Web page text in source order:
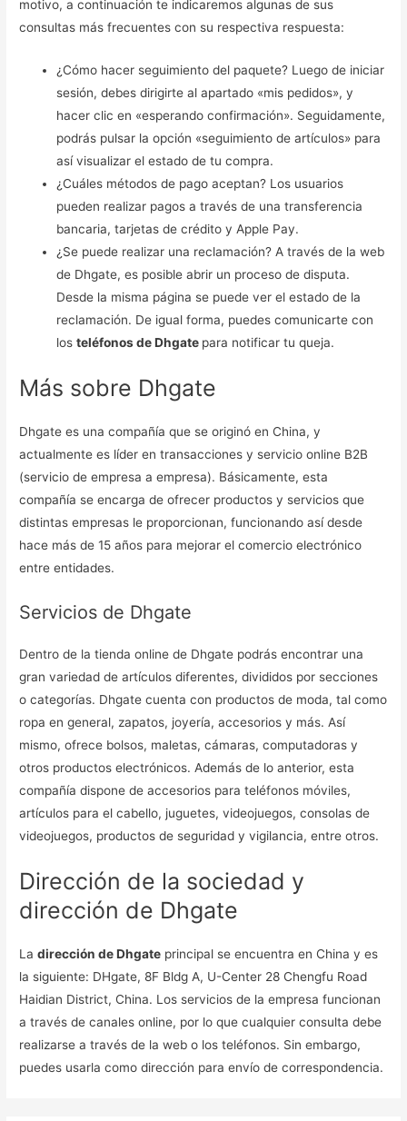
motivo, a continuación te indicaremos algunas de sus
consultas más frecuentes con su respectiva respuesta:
¿Cómo hacer seguimiento del paquete? Luego de iniciar
sesión, debes dirigirte al apartado «mis pedidos», y
hacer clic en «esperando confirmación». Seguidamente,
podrás pulsar la opción «seguimiento de artículos» para
así visualizar el estado de tu compra.
¿Cuáles métodos de pago aceptan? Los usuarios
pueden realizar pagos a través de una transferencia
bancaria, tarjetas de crédito y Apple Pay.
¿Se puede realizar una reclamación? A través de la web
de Dhgate, es posible abrir un proceso de disputa.
Desde la misma página se puede ver el estado de la
reclamación. De igual forma, puedes comunicarte con
losteléfonos de Dhgate para notificar tu queja.
Más sobre Dhgate
Dhgate es una compañía que se originó en China, y
actualmente es líder en transacciones y servicio online B2B
(servicio de empresa a empresa). Básicamente, esta
compañía se encarga de ofrecer productos y servicios que
distintas empresas le proporcionan, funcionando así desde
hace más de 15 años para mejorar el comercio electrónico
entre entidades.
Servicios de Dhgate
Dentro de la tienda online de Dhgate podrás encontrar una
gran variedad de artículos diferentes, divididos por secciones
o categorías. Dhgate cuenta con productos de moda, tal como
ropa en general, zapatos, joyería, accesorios y más. Así
mismo, ofrece bolsos, maletas, cámaras, computadoras y
otros productos electrónicos. Además de lo anterior, esta
compañía dispone de accesorios para teléfonos móviles,
artículos para el cabello, juguetes, videojuegos, consolas de
videojuegos, productos de seguridad y vigilancia, entre otros.
Dirección de la sociedad y
dirección de Dhgate
Ladirección de Dhgate principal se encuentra en China y es
la siguiente: DHgate, 8F Bldg A, U-Center 28 Chengfu Road
Haidian District, China. Los servicios de la empresa funcionan
a través de canales online, por lo que cualquier consulta debe
realizarse a través de la web o los teléfonos. Sin embargo,
puedes usarla como dirección para envío de correspondencia.